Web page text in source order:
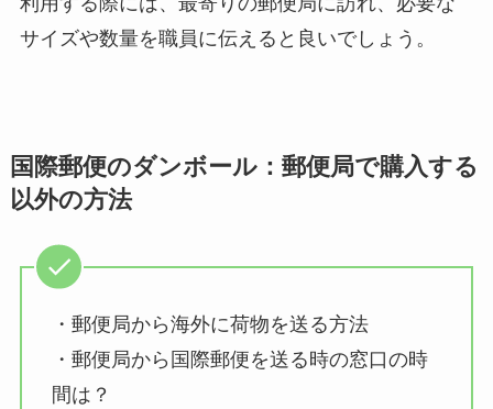
サイズや数量を職員に伝えると良いでしょう。
国際郵便のダンボール：郵便局で購入する
以外の方法
・郵便局から海外に荷物を送る方法
・郵便局から国際郵便を送る時の窓口の時
間は？